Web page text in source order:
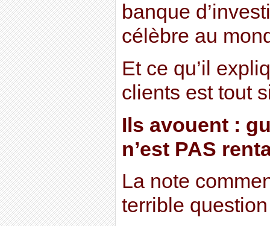
banque
célèbre au
Et ce qu’il
clients est tout
Ils avouent :
n’est PAS
La note
terrible